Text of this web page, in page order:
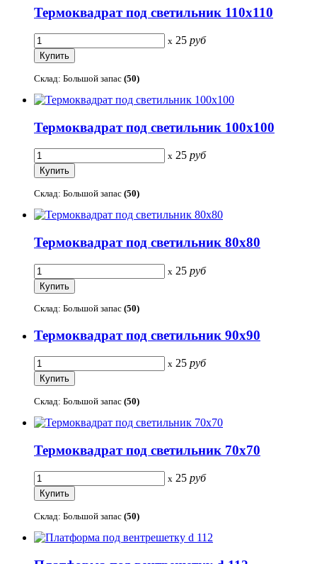
Термоквадрат под светильник 110х110
x 25 руб
Склад: Большой запас (50)
Термоквадрат под светильник 100х100
x 25 руб
Склад: Большой запас (50)
Термоквадрат под светильник 80х80
x 25 руб
Склад: Большой запас (50)
Термоквадрат под светильник 90х90
x 25 руб
Склад: Большой запас (50)
Термоквадрат под светильник 70х70
x 25 руб
Склад: Большой запас (50)